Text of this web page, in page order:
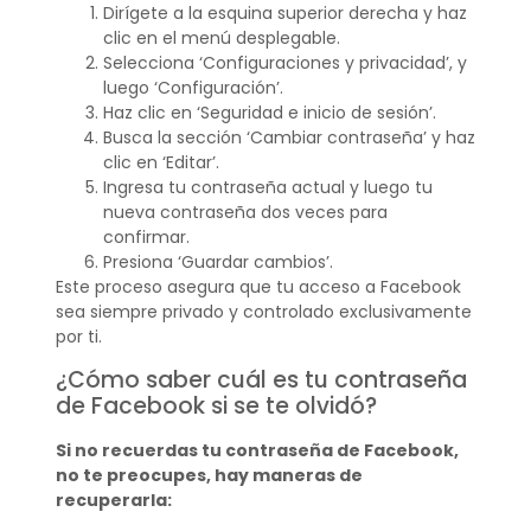
Dirígete a la esquina superior derecha y haz
clic en el menú desplegable.
Selecciona ‘Configuraciones y privacidad’, y
luego ‘Configuración’.
Haz clic en ‘Seguridad e inicio de sesión’.
Busca la sección ‘Cambiar contraseña’ y haz
clic en ‘Editar’.
Ingresa tu contraseña actual y luego tu
nueva contraseña dos veces para
confirmar.
Presiona ‘Guardar cambios’.
Este proceso asegura que tu acceso a Facebook
sea siempre privado y controlado exclusivamente
por ti.
¿Cómo saber cuál es tu contraseña
de Facebook si se te olvidó?
Si no recuerdas tu contraseña de Facebook,
no te preocupes, hay maneras de
recuperarla: